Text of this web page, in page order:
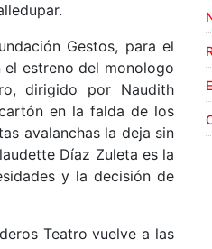
Gestos, para el
estreno del monologo
dirigido por Naudith
en la falda de los
avalanchas la deja sin
Díaz Zuleta es la
y la decisión de
Teatro vuelve a las